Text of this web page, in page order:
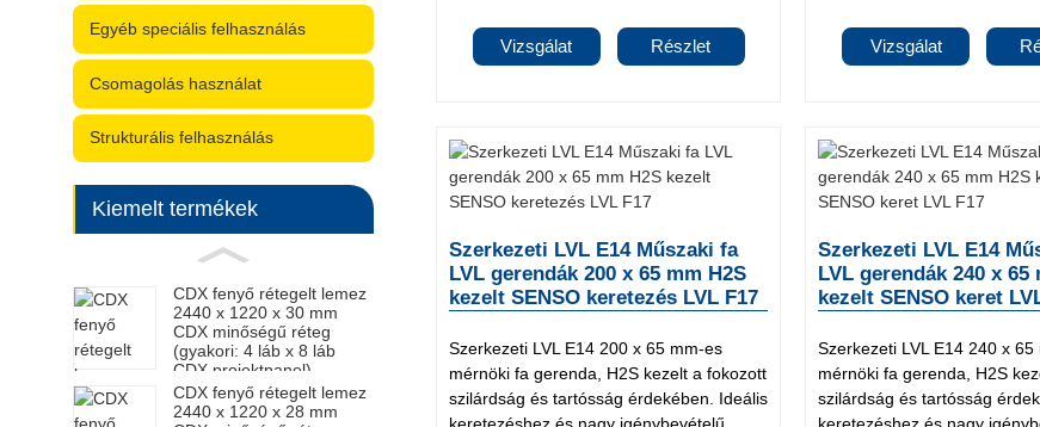
Egyéb speciális felhasználás
Csomagolás használat
Strukturális felhasználás
Kiemelt termékek
CDX fenyő rétegelt lemez
2440 x 1220 x 30 mm
CDX minőségű réteg
(gyakori: 4 láb x 8 láb
CDX projektpanel)
CDX fenyő rétegelt lemez
2440 x 1220 x 28 mm
Vizsgálat Részlet Vizsgálat
Szerkezeti LVL E14 Műszaki fa
LVL gerendák 200 x 65 mm H2S
kezelt SENSO keretezés LVL F17
Szerkezeti LVL E14 200 x 65 mm-es
mérnöki fa gerenda, H2S kezelt a fokozott
szilárdság és tartósság érdekében. Ideális
Szerkezeti LVL E14
LVL gerendák 240 x 65
kezelt SENSO keret
Szerkezeti LVL E14 240 x 65
mérnöki fa gerenda, H2S
szilárdság és tartósság